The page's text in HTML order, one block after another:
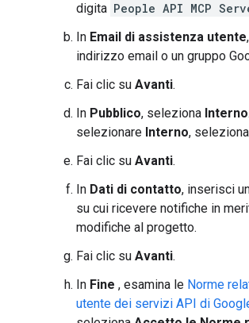
digita People API MCP
In Email di assistenza utente
indirizzo email o un gruppo
Fai clic su Avanti.
In Pubblico, seleziona Interno
selezionare Interno, seleziona
Fai clic su Avanti.
In Dati di contatto, inserisci
su cui ricevere notifiche in
modifiche al progetto.
Fai clic su Avanti.
In Fine , esamina le Norme
utente dei servizi API di